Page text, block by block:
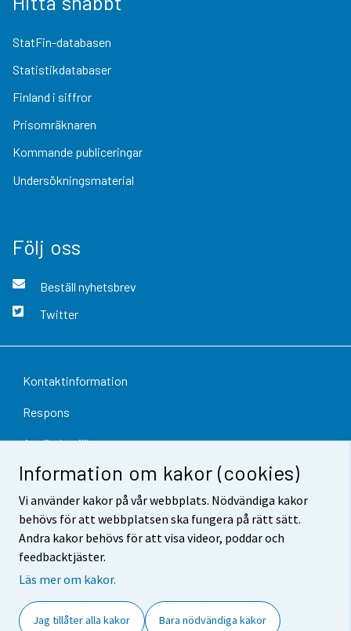
Information om kakor (cookies)
Vi använder kakor på vår webbplats. Nödvändiga kakor
behövs för att webbplatsen ska fungera på rätt sätt.
Andra kakor behövs för att visa videor, poddar och
feedbacktjäster.
Läs mer om kakor.
Jag tillåter alla kakor Bara nödvändiga kakor
StatFin-databasen
Statistikdatabaser
Finland i siffror
Prisomräknaren
Kommande publiceringar
Undersökningsmaterial
Följ oss
Beställ nyhetsbrev
Twitter
Kontaktinformation
Respons
Användarvillkor
Dataskydd
Tillgänglighet
Information om webbplatsen